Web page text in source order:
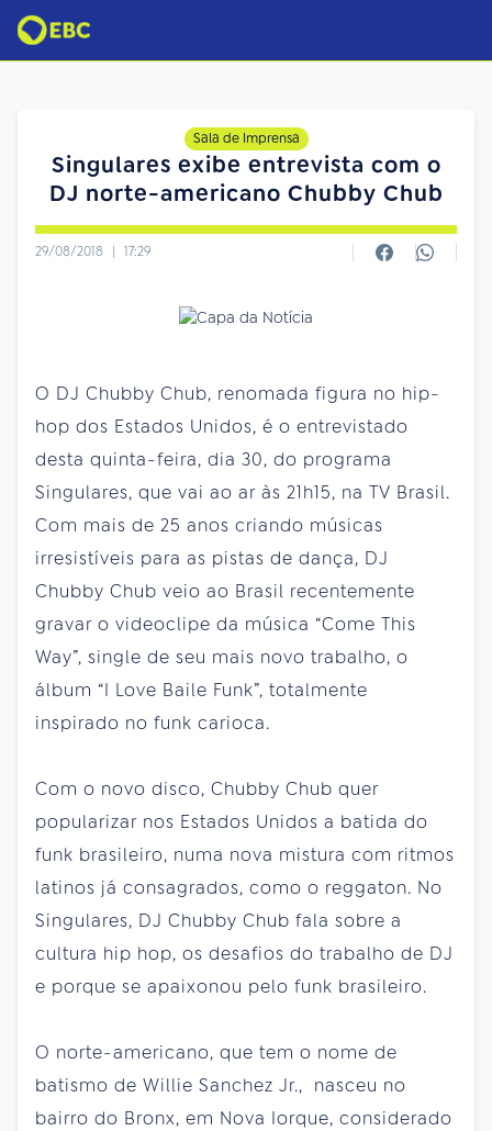
Sala de Imprensa
Singulares exibe entrevista com o
DJ norte-americano Chubby Chub
29/08/2018 | 17:29
O DJ Chubby Chub, renomada figura no hip-
hop dos Estados Unidos, é o entrevistado
desta quinta-feira, dia 30, do programa
Singulares, que vai ao ar às 21h15, na TV Brasil.
Com mais de 25 anos criando músicas
irresistíveis para as pistas de dança, DJ
Chubby Chub veio ao Brasil recentemente
gravar o videoclipe da música “Come This
Way”, single de seu mais novo trabalho, o
álbum “I Love Baile Funk”, totalmente
inspirado no funk carioca.
Com o novo disco, Chubby Chub quer
popularizar nos Estados Unidos a batida do
funk brasileiro, numa nova mistura com ritmos
latinos já consagrados, como o reggaton. No
Singulares, DJ Chubby Chub fala sobre a
cultura hip hop, os desafios do trabalho de DJ
e porque se apaixonou pelo funk brasileiro.
O norte-americano, que tem o nome de
batismo de Willie Sanchez Jr., nasceu no
bairro do Bronx, em Nova Iorque, considerado